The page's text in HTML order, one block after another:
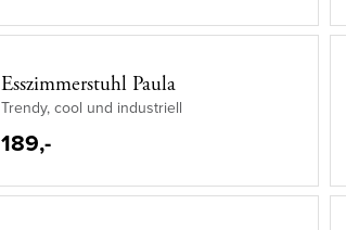
Esszimmerstuhl Paula
Trendy, cool und industriell
189,-